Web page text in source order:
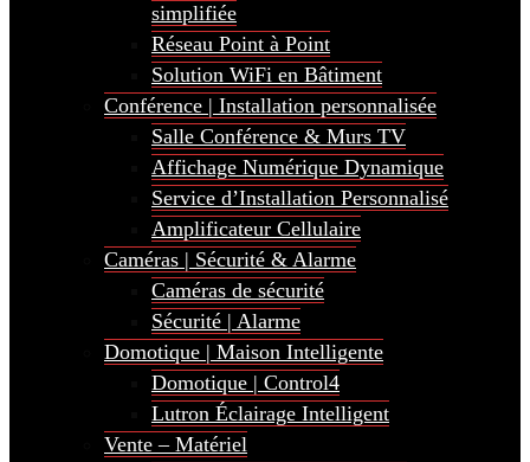
simplifiée
Réseau Point à Point
Solution WiFi en Bâtiment
Conférence | Installation personnalisée
Salle Conférence & Murs TV
Affichage Numérique Dynamique
Service d’Installation Personnalisé
Amplificateur Cellulaire
Caméras | Sécurité & Alarme
Caméras de sécurité
Sécurité | Alarme
Domotique | Maison Intelligente
Domotique | Control4
Lutron Éclairage Intelligent
Vente – Matériel